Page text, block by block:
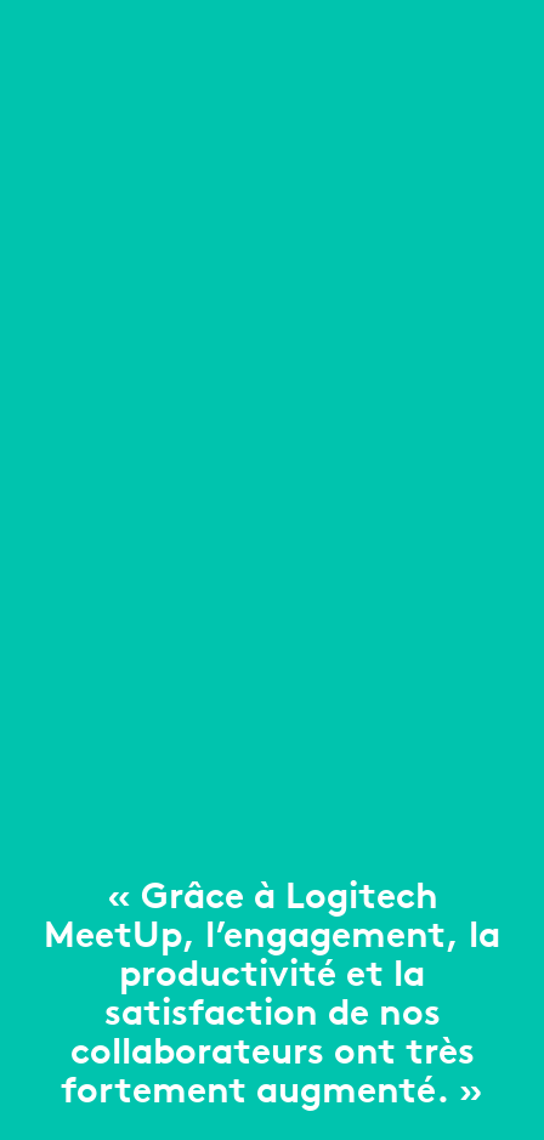
« Grâce à Logitech
MeetUp, l’engagement, la
productivité et la
satisfaction de nos
collaborateurs ont très
fortement augmenté. »